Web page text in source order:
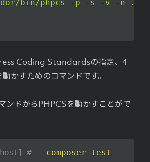
bin/phpcs -p -s -v -n . --
Coding Standardsの指定、4
かすためのコマンドです。
ンドからPHPCSを動かすことがで
composer test